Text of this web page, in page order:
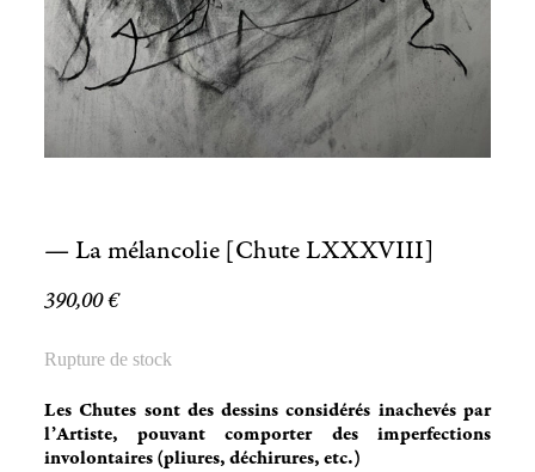
— La mélancolie [Chute LXXXVIII]
390,00€
Rupture de stock
Les Chutes sont des dessins considérés inachevés par
l’Artiste, pouvant comporter des imperfections
involontaires (pliures, déchirures, etc.)